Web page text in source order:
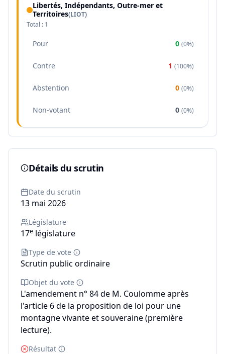
Libertés, Indépendants, Outre-mer et
Territoires(LIOT)
Total : 1
Pour 0 (0%)
Contre 1 (100%)
Abstention 0 (0%)
Non-votant 0 (0%)
Détails du scrutin
Date du scrutin
13 mai 2026
Législature
17e législature
Type de vote
Scrutin public ordinaire
Objet du vote
L'amendement n° 84 de M. Coulomme après
l'article 6 de la proposition de loi pour une
montagne vivante et souveraine (première
lecture).
Résultat